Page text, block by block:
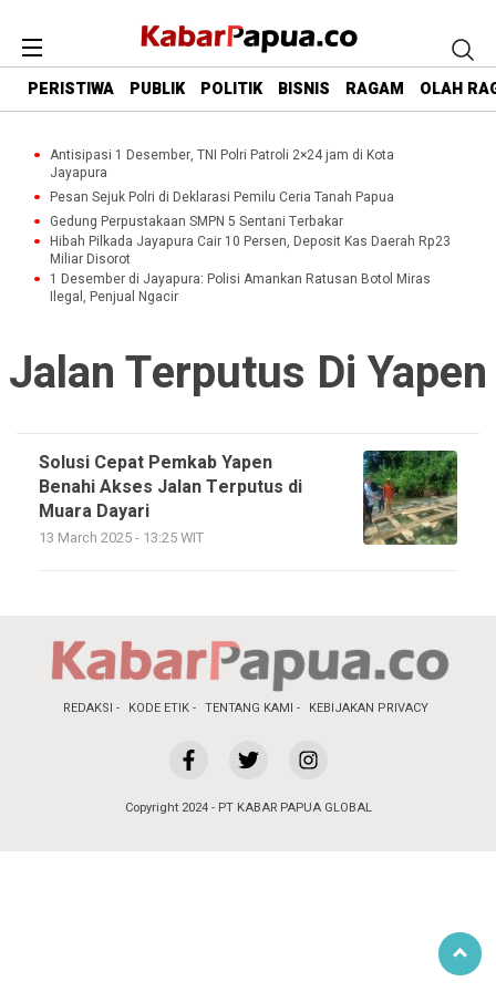
PERISTIWA PUBLIK POLITIK BISNIS RAGAM OLAH
Antisipasi 1 Desember, TNI Polri Patroli 2×24 jam di Kota
Jayapura
Pesan Sejuk Polri di Deklarasi Pemilu Ceria Tanah Papua
Gedung Perpustakaan SMPN 5 Sentani Terbakar
Hibah Pilkada Jayapura Cair 10 Persen, Deposit Kas Daerah Rp23
Miliar Disorot
1 Desember di Jayapura: Polisi Amankan Ratusan Botol Miras
Ilegal, Penjual Ngacir
Jalan Terputus Di Yapen
Solusi Cepat Pemkab Yapen
Benahi Akses Jalan Terputus di
Muara Dayari
13 March 2025 - 13:25 WIT
REDAKSI KODE ETIK TENTANG KAMI KEBIJAKAN PRIVACY
Copyright 2024 - PT KABAR PAPUA GLOBAL